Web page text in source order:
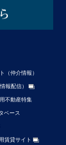
（仲介情報）
報配信）
不動産特集
ベース
賃貸サイト